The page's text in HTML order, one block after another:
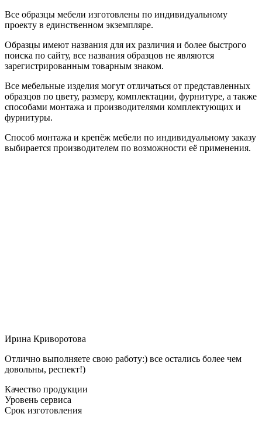
Все образцы мебели изготовлены по индивидуальному
проекту в единственном экземпляре.
Образцы имеют названия для их различия и более быстрого
поиска по сайту, все названия образцов не являются
зарегистрированным товарным знаком.
Все мебельные изделия могут отличаться от представленных
образцов по цвету, размеру, комплектации, фурнитуре, а также
способами монтажа и производителями комплектующих и
фурнитуры.
Способ монтажа и крепёж мебели по индивидуальному заказу
выбирается производителем по возможности её применения.
Ирина Криворотова
Отлично выполняете свою работу:) все остались более чем
довольны, респект!)
Качество продукции
Уровень сервиса
Срок изготовления